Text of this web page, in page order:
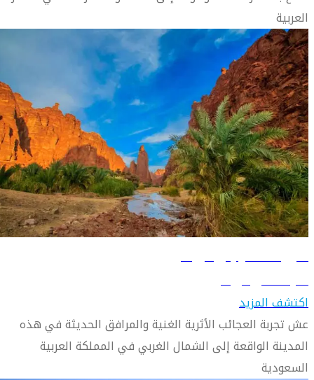
العربية
دليل السفر إلى تبوك
تعرّف على تبوك
اكتشف المزيد
عش تجربة العجائب الأثرية الغنية والمرافق الحديثة في هذه
المدينة الواقعة إلى الشمال الغربي في المملكة العربية
السعودية